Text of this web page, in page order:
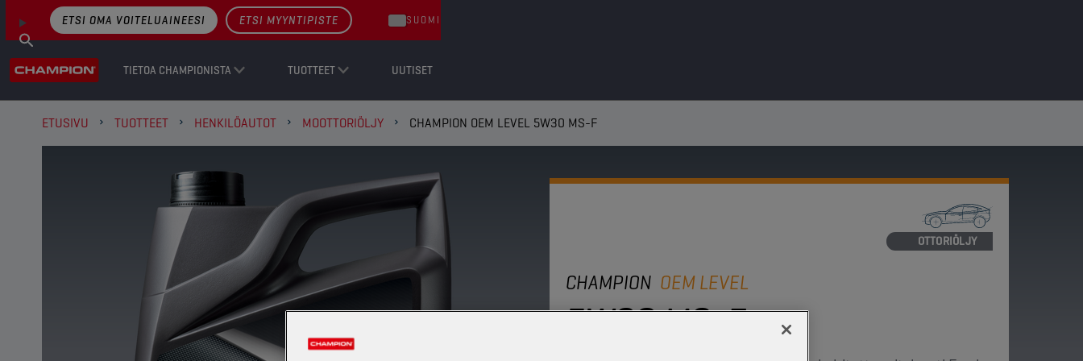
TIETOA CHAMPIONISTA TUOTTEET UUTISET
ETSI OMA VOITELUAINEESI ETSI MYYNTIPISTE SUOMI
ETUSIVU TUOTTEET HENKILÖAUTOT MOOTTORIÖLJY CHAMPION OEM LEVEL 5W30 MS-F
MOOTTORIÖLJY
CHAMPION OEM LEVEL
5W30 MS-F